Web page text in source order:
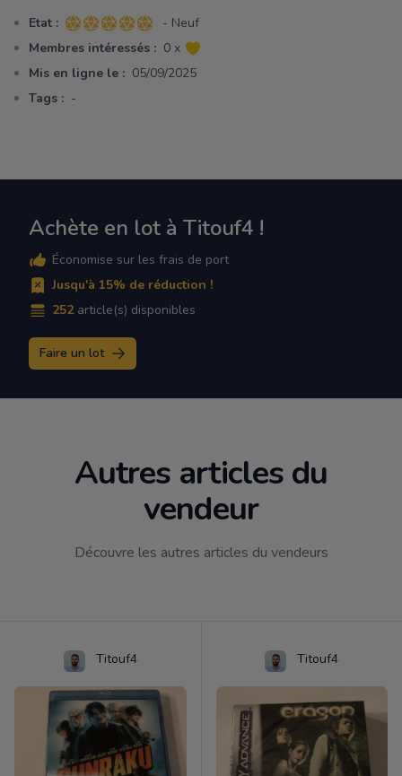
Etat : 5 sur 5 étoiles
- Neuf
Membres intéressés : 0 x
Mis en ligne le : 05/09/2025
Tags : -
Achète en lot à Titouf4 !
Économise sur les frais de port
Jusqu'à 15% de réduction !
252 article(s) disponibles
Faire un lot
Autres articles du
vendeur
Découvre les autres articles du vendeurs
Titouf4 Titouf4